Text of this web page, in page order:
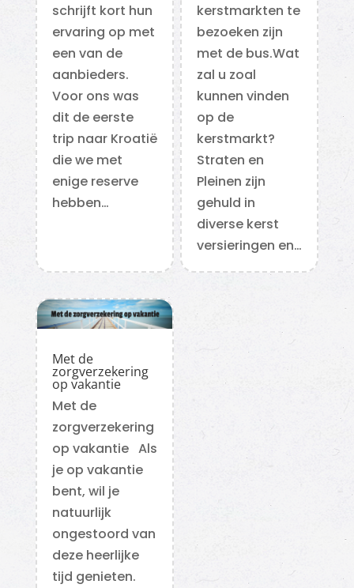
schrijft kort hun
ervaring op met
een van de
aanbieders.
Voor ons was
dit de eerste
trip naar Kroatië
die we met
enige reserve
hebben…
kerstmarkten te
bezoeken zijn
met de bus.Wat
zal u zoal
kunnen vinden
op de
kerstmarkt?
Straten en
Pleinen zijn
gehuld in
diverse kerst
versieringen en…
Met de
zorgverzekering
op vakantie
Met de
zorgverzekering
op vakantie Als
je op vakantie
bent, wil je
natuurlijk
ongestoord van
deze heerlijke
tijd genieten.